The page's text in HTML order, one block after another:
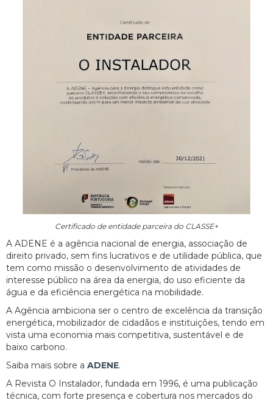
Certificado de entidade parceira do CLASSE+
A ADENE é a agência nacional de energia, associação de
direito privado, sem fins lucrativos e de utilidade pública, que
tem como missão o desenvolvimento de atividades de
interesse público na área da energia, do uso eficiente da
água e da eficiência energética na mobilidade.
A Agência ambiciona ser o centro de excelência da transição
energética, mobilizador de cidadãos e instituições, tendo em
vista uma economia mais competitiva, sustentável e de
baixo carbono.
Saiba mais sobre a ADENE.
A Revista O Instalador, fundada em 1996, é uma publicação
técnica, com forte presença e cobertura nos mercados do